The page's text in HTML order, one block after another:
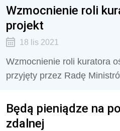
Wzmocnienie roli
projekt
18 lis 2021
Wzmocnienie roli kuratora
przyjęty przez Radę
Będą pieniądze na
zdalnej